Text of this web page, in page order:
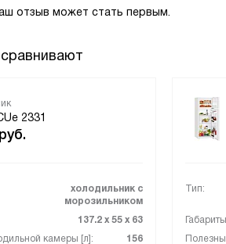
отзыв может стать первым.
2331
руб.
холодильник с
морозильником
137.2 х 55 х 63
камеры [л]:
156
Тип: